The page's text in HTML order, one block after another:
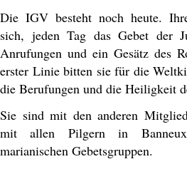
Die IGV besteht noch heute.
sich, jeden Tag das Gebet der
Anrufungen und ein Gesätz des
erster Linie bitten sie für die
die Berufungen und die Heiligkeit
Sie sind mit den anderen
mit allen Pilgern in
marianischen Gebetsgruppen.